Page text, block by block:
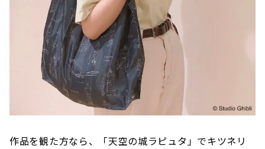
作品を観た方なら、「天空の城ラピュタ」でキツネリ